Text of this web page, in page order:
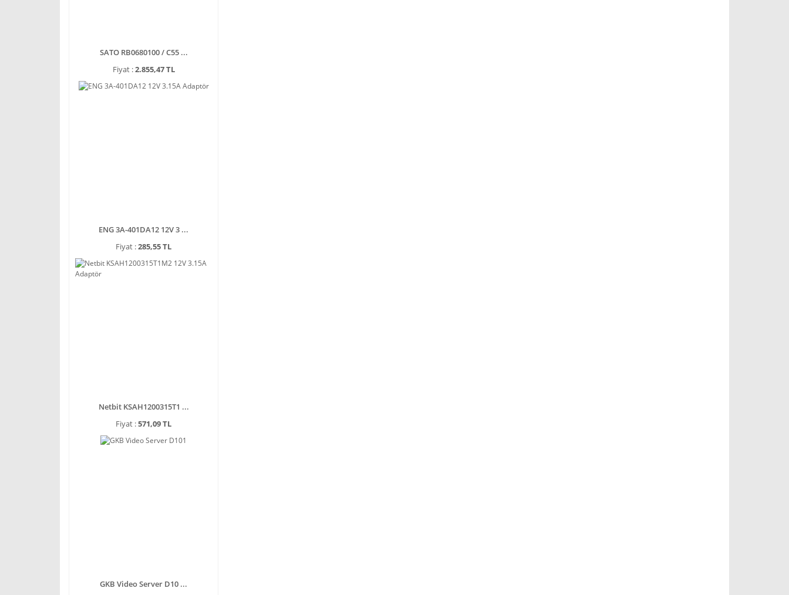
SATO RB0680100 / C55 ...
Fiyat :2.855,47 TL
ENG 3A-401DA12 12V 3 ...
Fiyat :285,55 TL
Netbit KSAH1200315T1 ...
Fiyat :571,09 TL
GKB Video Server D10 ...